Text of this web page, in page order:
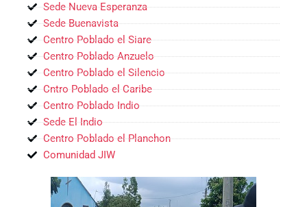
Sede Nueva Esperanza
Sede Buenavista
Centro Poblado el Siare
Centro Poblado Anzuelo
Centro Poblado el Silencio
Cntro Poblado el Caribe
Centro Poblado Indio
Sede El Indio
Centro Poblado el Planchon
Comunidad JIW